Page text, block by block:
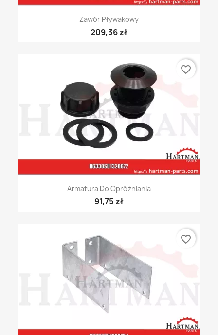
Zawór Pływakowy
209,36 zł
Armatura Do Opróżniania
91,75 zł
favorite_border
favorite_border